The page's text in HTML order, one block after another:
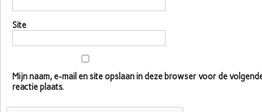
Site
Mijn naam, e-mail en site opslaan in deze browser voor de
reactie plaats.